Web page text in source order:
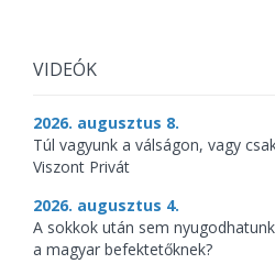
VIDEÓK
2026. augusztus 8.
Túl vagyunk a válságon, vagy
Viszont Privát
2026. augusztus 4.
A sokkok után sem
a magyar befektetőknek?